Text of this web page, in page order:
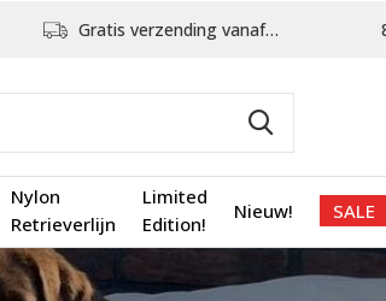
Nylon
Retrieverlijn
Limited
Edition!
Nieuw! SALE
Gratis verzending vanaf €75,-